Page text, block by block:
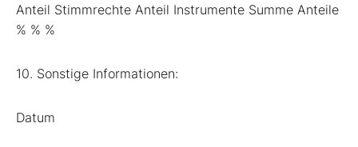
Anteil Stimmrechte Anteil Instrumente Summe Anteile
% % %
10. Sonstige Informationen:
Datum